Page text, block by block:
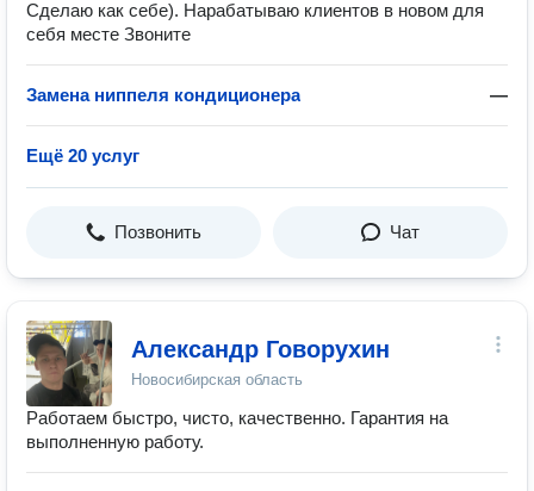
Сделаю как себе). Нарабатываю клиентов в новом для
себя месте Звоните
Замена ниппеля кондиционера —
Ещё 20 услуг
Позвонить Чат
Александр Говорухин
Новосибирская область
Работаем быстро, чисто, качественно. Гарантия на
выполненную работу.